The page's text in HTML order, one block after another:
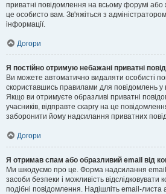
приватні повідомлення на всьому форумі або
це особисто вам. Зв'яжіться з
інформації.
Догори
Я постійно отримую небажані приватні
Ви можете автоматично видаляти особисті
скориставшись правилами для повідомлень у
Якщо ви отримуєте образливі приватні
учасників, відправте скаргу на це
заборонити йому надсилання приватних
Догори
Я отримав спам або образливий email від
Ми шкодуємо про це. Форма надсилання
засоби безпеки і можливість
подібні повідомлення. Надішліть email-листа